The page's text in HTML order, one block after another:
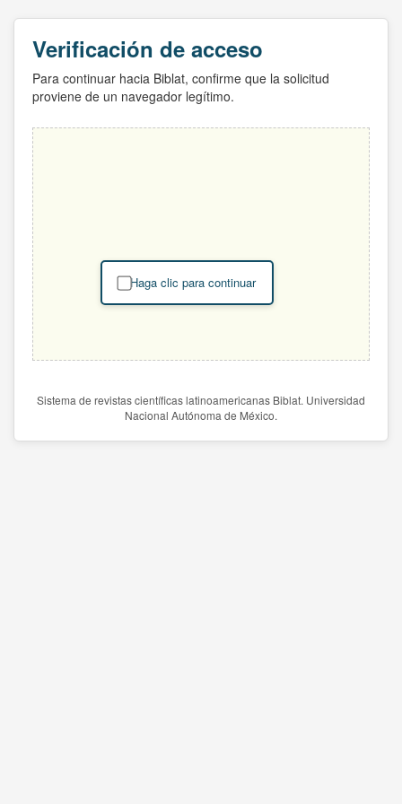
Verificación de acceso
Para continuar hacia Biblat, confirme que la solicitud
proviene de un navegador legítimo.
Haga clic para continuar
Sistema de revistas científicas latinoamericanas Biblat. Universidad
Nacional Autónoma de México.